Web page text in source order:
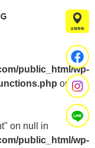
public_html/wp-
on line
on null in
public_html/wp-